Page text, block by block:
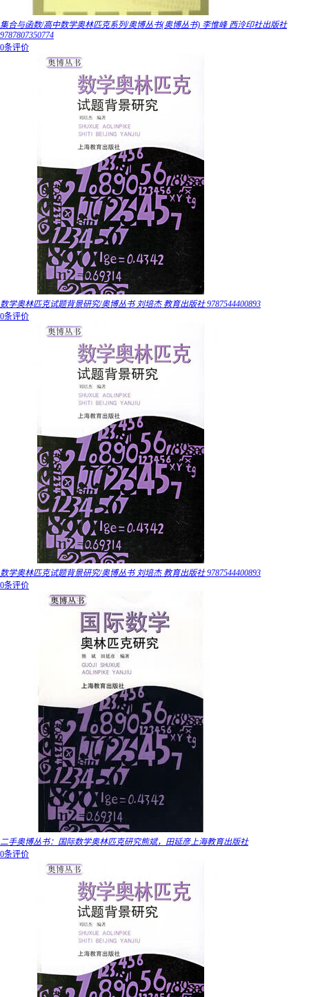
集合与函数/高中数学奥林匹克系列/奥博丛书(奥博丛书) 李惟峰 西泠印社出版社
9787807350774
0条评价
数学奥林匹克试题背景研究/奥博丛书 刘培杰 教育出版社 9787544400893
0条评价
数学奥林匹克试题背景研究/奥博丛书 刘培杰 教育出版社 9787544400893
0条评价
二手奥博丛书：国际数学奥林匹克研究熊斌，田延彦上海教育出版社
0条评价